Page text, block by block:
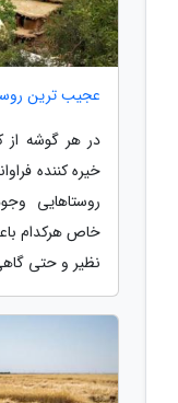
عجیب ترین
در هر گوشه از
خیره کننده
روستاهایی
خاص هرکدام
نظیر و حتی